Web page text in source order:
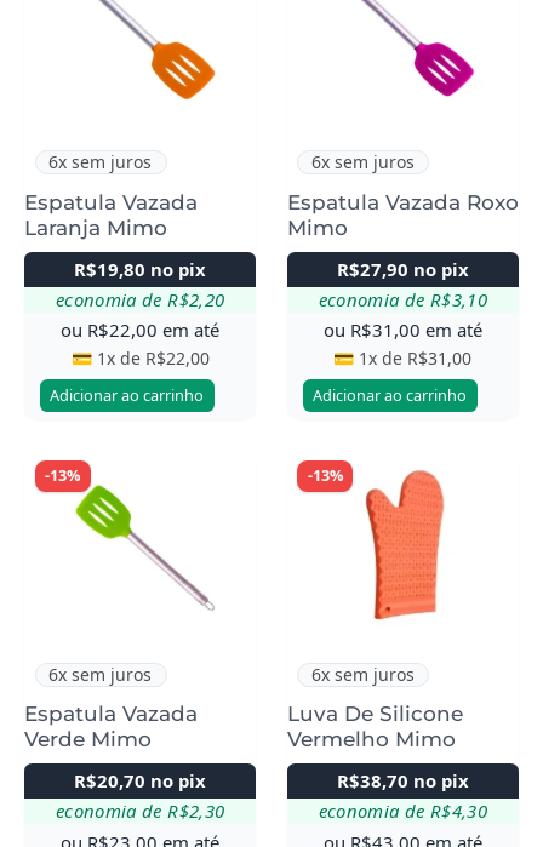
6x sem juros
Espatula Vazada
Laranja Mimo
R$19,80 no pix
economia deR$2,20
ou R$22,00 em até
💳 1x de R$22,00
Adicionar ao carrinho
6x sem juros
Espatula Vazada Roxo
Mimo
R$27,90 no pix
economia de R$3,10
ou R$31,00 em até
💳 1x de R$31,00
Adicionar ao carrinho
-13%
6x sem juros
Espatula Vazada
Verde Mimo
R$20,70 no pix
economia deR$2,30
ou R$23,00 em até
-13%
6x sem juros
Luva De Silicone
Vermelho Mimo
R$38,70 no pix
economia de R$4,30
ou R$43,00 em até